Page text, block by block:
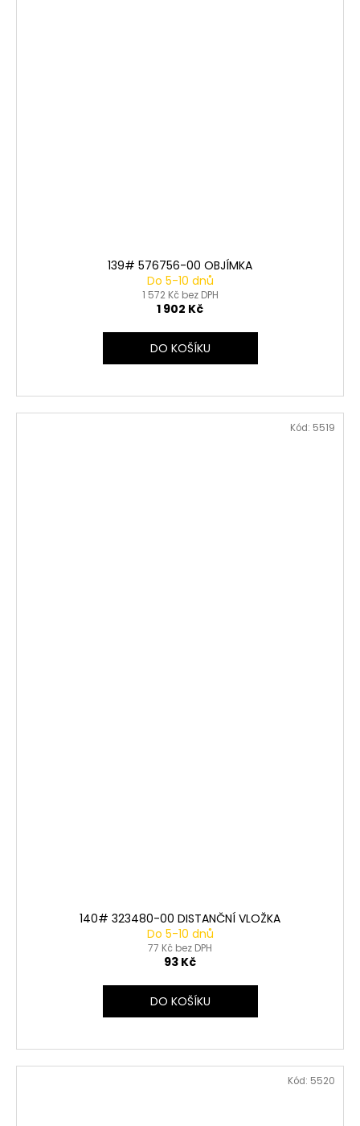
139# 576756-00 OBJÍMKA
Do 5-10 dnů
1 572 Kč bez DPH
1 902 Kč
DO KOŠÍKU
140# 323480-00 DISTANČNÍ VLOŽKA
Do 5-10 dnů
77 Kč bez DPH
93 Kč
DO KOŠÍKU
Kód: 5519
Kód: 5520